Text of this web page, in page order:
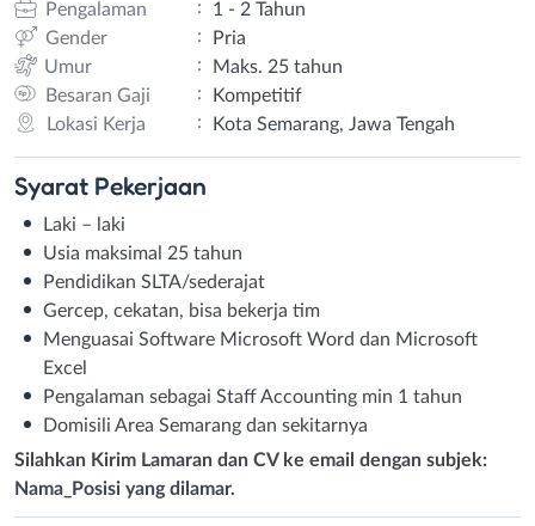
Pengalaman
:
1 - 2 Tahun
Gender
:
Pria
Umur
:
Maks. 25 tahun
Besaran Gaji
:
Kompetitif
Lokasi Kerja
: Kota Semarang, Jawa Tengah
Syarat Pekerjaan
Laki – laki
Usia maksimal 25 tahun
Pendidikan SLTA/sederajat
Gercep, cekatan, bisa bekerja tim
Menguasai Software Microsoft Word dan Microsoft
Excel
Pengalaman sebagai Staff Accounting min 1 tahun
Domisili Area Semarang dan sekitarnya
Silahkan Kirim Lamaran dan CV ke email dengan subjek:
Nama_Posisi yang dilamar.